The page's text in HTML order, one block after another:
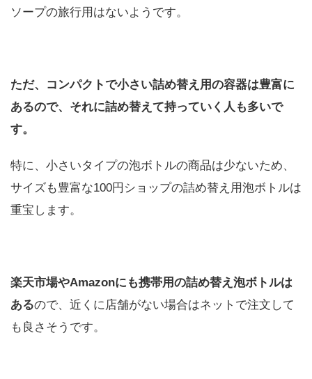
ソープの旅行用はないようです。
ただ、コンパクトで小さい詰め替え用の容器は豊富に
あるので、それに詰め替えて持っていく人も多いで
す。
特に、小さいタイプの泡ボトルの商品は少ないため、
サイズも豊富な100円ショップの詰め替え用泡ボトルは
重宝します。
楽天市場やAmazonにも携帯用の詰め替え泡ボトルは
あるので、近くに店舗がない場合はネットで注文して
も良さそうです。